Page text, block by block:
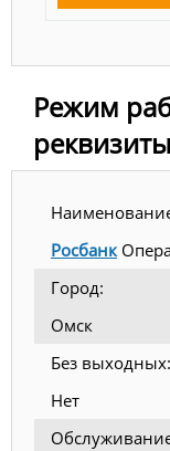
Режим
Росбанк
Город:
Омск
Без выходных:
Нет